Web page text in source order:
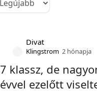
Divat
Klingstrom 2 hónapja
7 klassz, de
évvel ezelőtt